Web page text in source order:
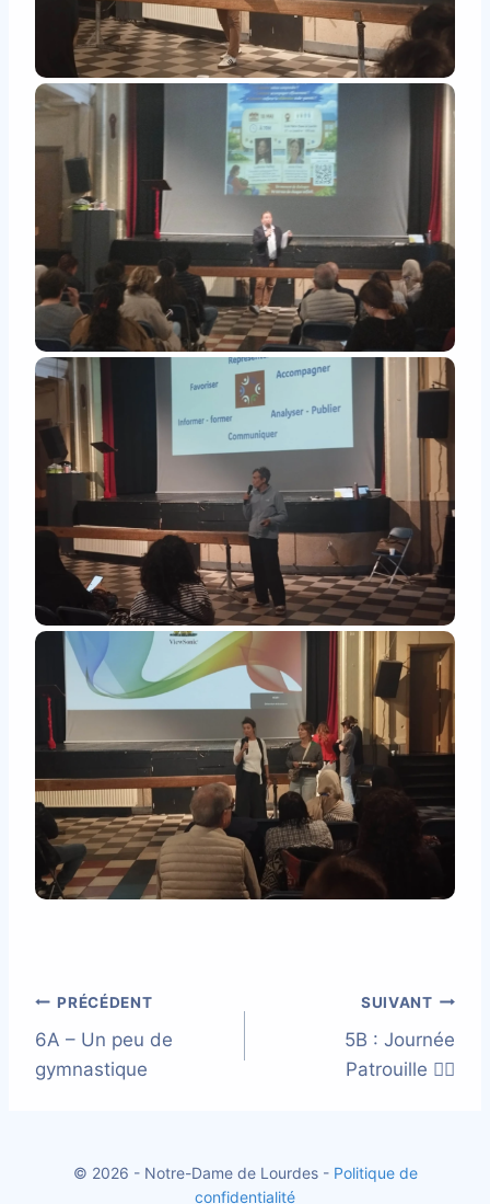
Navigation
de
PRÉCÉDENT
6A – Un peu de
gymnastique
SUIVANT
5B : Journée
Patrouille 👮‍♀️
© 2026 - Notre-Dame de Lourdes - Politique de
confidentialité